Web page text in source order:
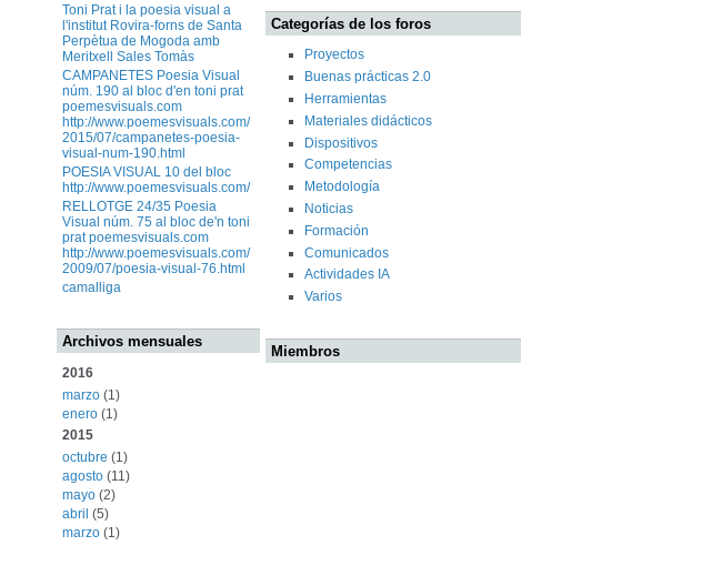
Toni Prat i la poesia visual a
l'institut Rovira-forns de Santa
Perpètua de Mogoda amb
Meritxell Sales Tomàs
CAMPANETES Poesia Visual
núm. 190 al bloc d'en toni prat
poemesvisuals.com
http://www.poemesvisuals.com/
2015/07/campanetes-poesia-
visual-num-190.html
POESIA VISUAL 10 del bloc
http://www.poemesvisuals.com/
RELLOTGE 24/35 Poesia
Visual núm. 75 al bloc de'n toni
prat poemesvisuals.com
http://www.poemesvisuals.com/
2009/07/poesia-visual-76.html
camalliga
Archivos mensuales
2016
marzo (1)
enero (1)
2015
octubre (1)
agosto (11)
mayo (2)
abril (5)
marzo (1)
Categorías de los foros
Proyectos
Buenas prácticas 2.0
Herramientas
Materiales didácticos
Dispositivos
Competencias
Metodología
Noticias
Formación
Comunicados
Actividades IA
Varios
Miembros